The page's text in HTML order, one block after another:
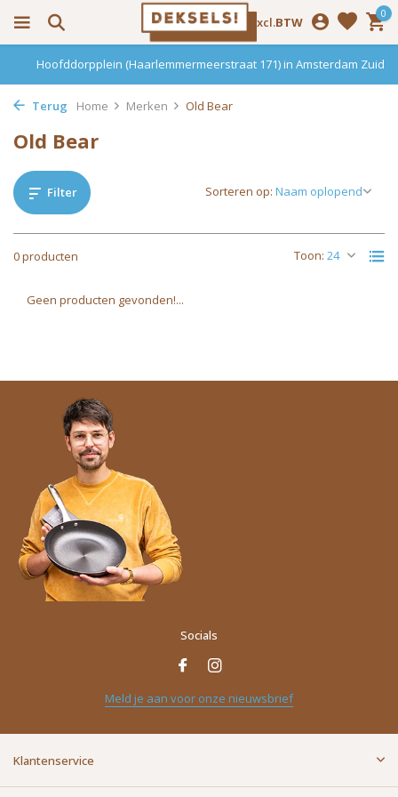
Incl. Excl.BTW
0
Hoofddorpplein (Haarlemmermeerstraat 171) in Amsterdam Zuid
Terug Home Merken Old Bear
Old Bear
Filter
0 producten Toon:
Sorteren op:
Geen producten gevonden!...
Socials
Meld je aan voor onze nieuwsbrief
Klantenservice